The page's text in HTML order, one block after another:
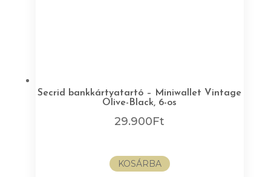
Secrid bankkártyatartó – Miniwallet Vintage
Olive-Black, 6-os
29.900Ft
KOSÁRBA